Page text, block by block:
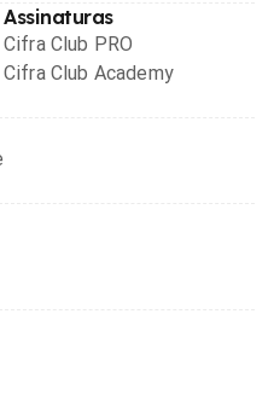
Assinaturas
Cifra Club PRO
Cifra Club Academy